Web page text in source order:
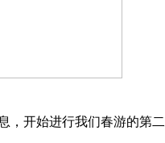
，开始进行我们春游的